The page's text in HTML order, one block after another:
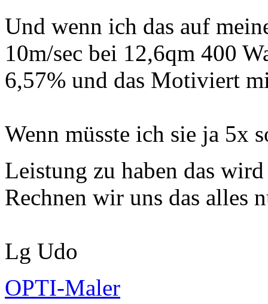
Und wenn ich das auf
10m/sec bei 12,6qm 400
6,57% und das Motiviert
Wenn müsste ich sie ja 5x
Leistung zu haben das
Rechnen wir uns das alles
Lg Udo
OPTI-Maler